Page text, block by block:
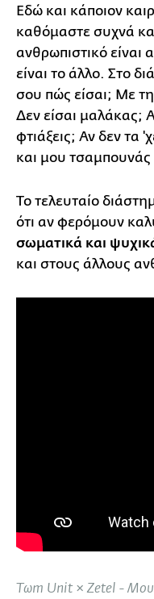
Εδώ και κάποιον
καθόμαστε συχνά
ανθρωπιστικό είναι
είναι το άλλο. Στο
σου πώς είσαι; Με
Δεν είσαι μαλάκας;
φτιάξεις; Αν δεν τα
και μου τσαμπουνάς
Το τελευταίο
ότι αν φερόμουν
σωματικά και
και στους άλλους
Tωm Unit × Zetel -